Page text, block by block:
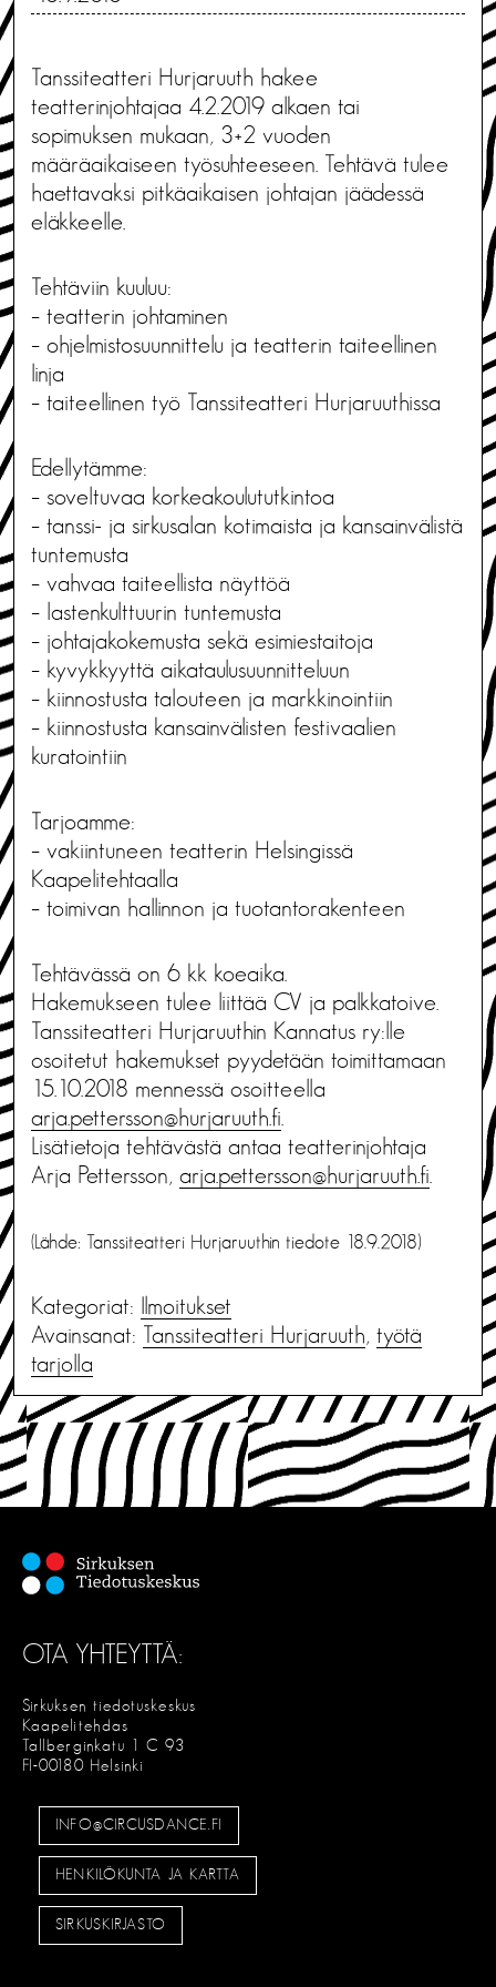
Tanssiteatteri Hurjaruuth hakee
teatterinjohtajaa 4.2.2019 alkaen tai
sopimuksen mukaan, 3+2 vuoden
määräaikaiseen työsuhteeseen. Tehtävä tulee
haettavaksi pitkäaikaisen johtajan jäädessä
eläkkeelle.
Tehtäviin kuuluu:
– teatterin johtaminen
– ohjelmistosuunnittelu ja teatterin taiteellinen
linja
– taiteellinen työ Tanssiteatteri Hurjaruuthissa
Edellytämme:
– soveltuvaa korkeakoulututkintoa
– tanssi- ja sirkusalan kotimaista ja kansainvälistä
tuntemusta
– vahvaa taiteellista näyttöä
– lastenkulttuurin tuntemusta
– johtajakokemusta sekä esimiestaitoja
– kyvykkyyttä aikataulusuunnitteluun
– kiinnostusta talouteen ja markkinointiin
– kiinnostusta kansainvälisten festivaalien
kuratointiin
Tarjoamme:
– vakiintuneen teatterin Helsingissä
Kaapelitehtaalla
– toimivan hallinnon ja tuotantorakenteen
Tehtävässä on 6 kk koeaika.
Hakemukseen tulee liittää CV ja palkkatoive.
Tanssiteatteri Hurjaruuthin Kannatus ry:lle
osoitetut hakemukset pyydetään toimittamaan
15.10.2018 mennessä osoitteella
arja.pettersson@hurjaruuth.fi
Lisätietoja tehtävästä antaa teatterinjohtaja
Arja Pettersson, arja.pettersson@hurjaruuth.fi
(Lähde: Tanssiteatteri Hurjaruuthin tiedote 18.9.2018)
Kategoriat: Ilmoitukset
Avainsanat: Tanssiteatteri Hurjaruuth, työtä
tarjolla
OTA YHTEYTTÄ:
Sirkuksen tiedotuskeskus
Kaapelitehdas
Tallberginkatu 1 C 93
FI-00180 Helsinki
INFO@CIRCUSDANCE.FI
HENKILÖKUNTA JA KARTTA
SIRKUSKIRJASTO